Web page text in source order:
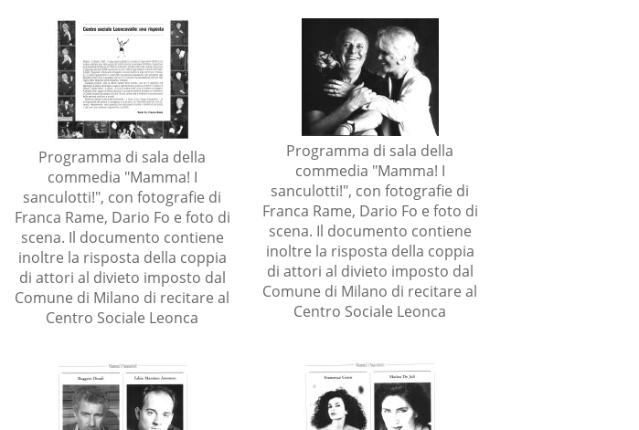
Programma di sala della
commedia "Mamma! I
sanculotti!", con fotografie di
Franca Rame, Dario Fo e foto di
scena. Il documento contiene
inoltre la risposta della coppia
di attori al divieto imposto dal
Comune di Milano di recitare al
Centro Sociale Leonca
Programma di sala della
commedia "Mamma! I
sanculotti!", con fotografie di
Franca Rame, Dario Fo e foto di
scena. Il documento contiene
inoltre la risposta della coppia
di attori al divieto imposto dal
Comune di Milano di recitare al
Centro Sociale Leonca